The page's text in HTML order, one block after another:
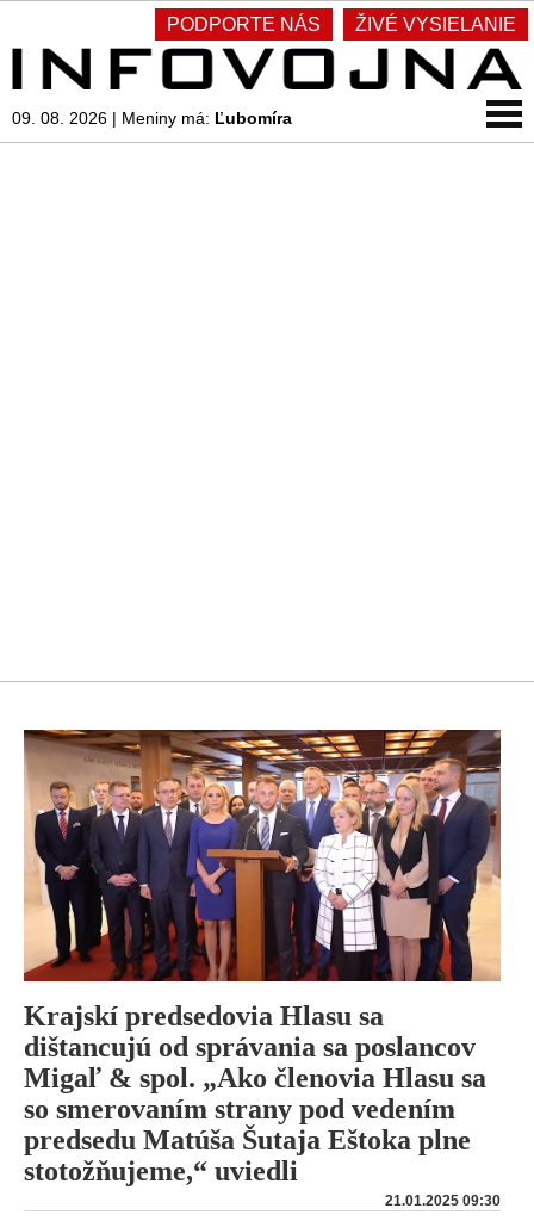
PODPORTE NÁS ŽIVÉ VYSIELANIE
09. 08. 2026 | Meniny má: Ľubomíra
Krajskí predsedovia Hlasu sa
dištancujú od správania sa poslancov
Migaľ & spol. „Ako členovia Hlasu sa
so smerovaním strany pod vedením
predsedu Matúša Šutaja Eštoka plne
stotožňujeme,“ uviedli
21.01.2025 09:30